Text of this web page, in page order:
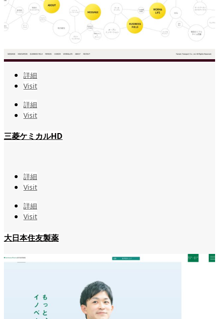
詳細
Visit
詳細
Visit
三菱ケミカルHD
詳細
Visit
詳細
Visit
大日本住友製薬